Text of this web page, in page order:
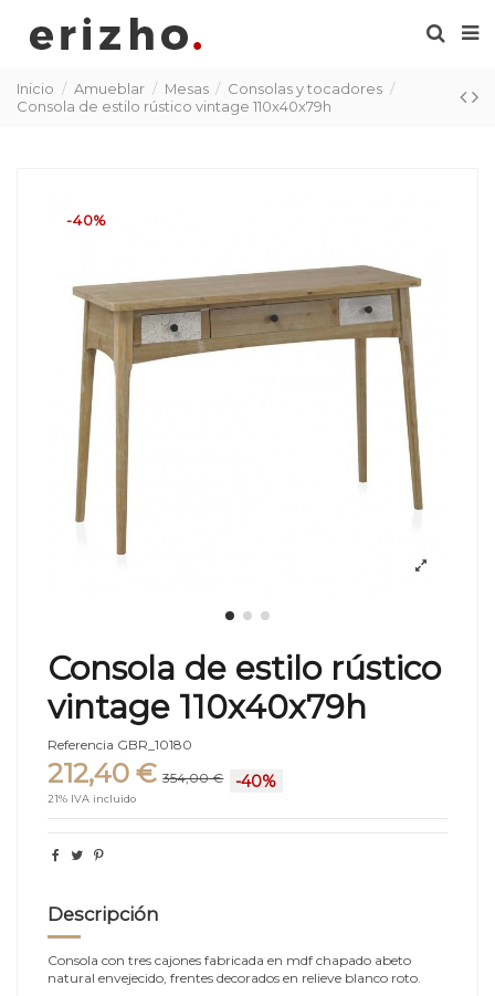
Inicio Amueblar Mesas
Consolas y tocadores
Consola de estilo rústico vintage 110x40x79h
-40%
Consola de estilo rústico
vintage 110x40x79h
Referencia GBR_10180
212,40 € 354,00 € -40%
21% IVA incluido
Descripción
Consola con tres cajones fabricada en mdf chapado abeto
natural envejecido, frentes decorados en relieve blanco roto.